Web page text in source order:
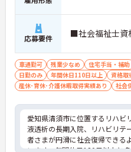
応募要件 ■社会福祉士資
車通勤可 残業少なめ 住宅手当・補助
日勤のみ
年間休日110日以上 資格取
産休･育休･介護休暇取得実績あり
社会
愛知県清須市に位置するリハビ
液透析の長期入院、リハビリテ
者さまが円滑に社会復帰できる